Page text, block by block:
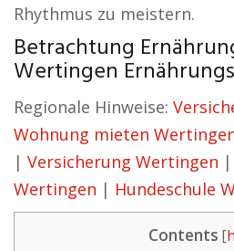
Rhythmus zu meistern.
Betrachtung
Wertingen
Regionale Hinweise:
Wohnung mieten
| Versicherung Wertingen |
Wertingen | Hundeschule
Contents [